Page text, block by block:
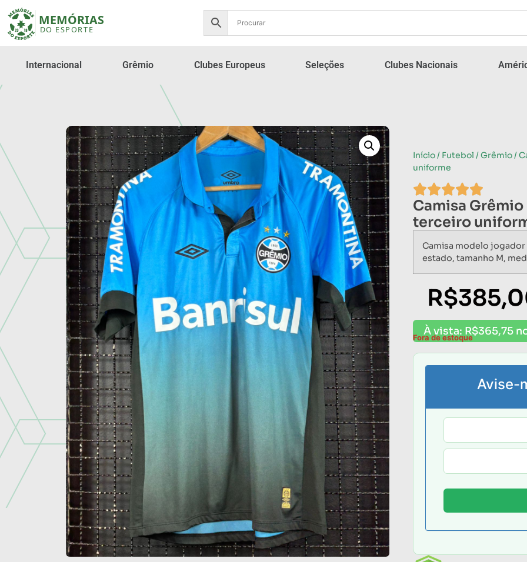
Internacional Grêmio Clubes Europeus Seleções Clubes Nacionais
Início/ Futebol /Grêmio/
uniforme
Camisa
terceiro
Camisa modelo
estado, tamanho M,
R$
À vista: R$365,75
Fora de estoque
Avise-